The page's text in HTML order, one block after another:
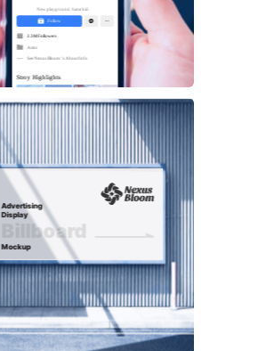
Stroy Highlights
New playground. Same kid.
2.3M Followers
Actor
See Nexus
Bloom ’s About Info
Follow
Advertising
Display
Billboard
Mockup